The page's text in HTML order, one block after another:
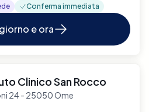
Conferma immediata
e ora
Clinico San Rocco
24 - 25050 Ome